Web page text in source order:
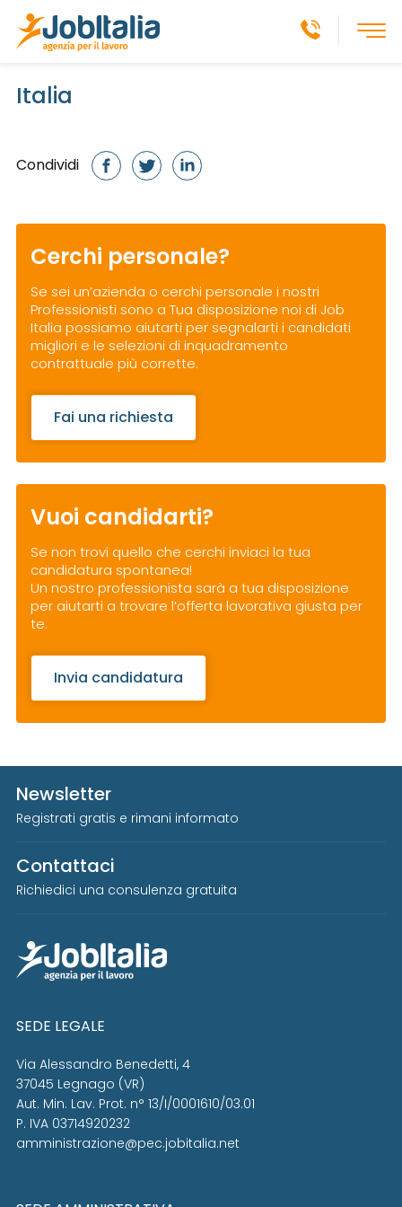
Italia
Condividi
Cerchi personale?
Se sei un’azienda o cerchi personale i nostri
Professionisti sono a Tua disposizione noi di Job
Italia possiamo aiutarti per segnalarti i candidati
migliori e le selezioni di inquadramento
contrattuale più corrette.
Fai una richiesta
Vuoi candidarti?
Se non trovi quello che cerchi inviaci la tua
candidatura spontanea!
Un nostro professionista sarà a tua disposizione
per aiutarti a trovare l’offerta lavorativa giusta per
te.
Invia candidatura
Newsletter
Registrati gratis e rimani informato
Contattaci
Richiedici una consulenza gratuita
SEDE LEGALE
Via Alessandro Benedetti, 4
37045 Legnago (VR)
Aut. Min. Lav. Prot. n° 13/I/0001610/03.01
P. IVA 03714920232
amministrazione@pec.jobitalia.net